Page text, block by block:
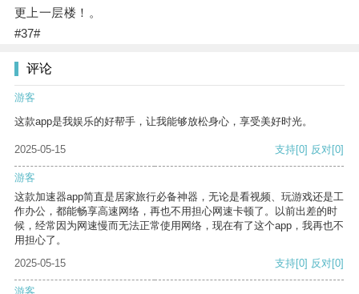
更上一层楼！。
#37#
评论
游客
这款app是我娱乐的好帮手，让我能够放松身心，享受美好时光。
2025-05-15 支持[0] 反对[0]
游客
这款加速器app简直是居家旅行必备神器，无论是看视频、玩游戏还是工
作办公，都能畅享高速网络，再也不用担心网速卡顿了。以前出差的时
候，经常因为网速慢而无法正常使用网络，现在有了这个app，我再也不
用担心了。
2025-05-15
支持[0] 反对[0]
游客